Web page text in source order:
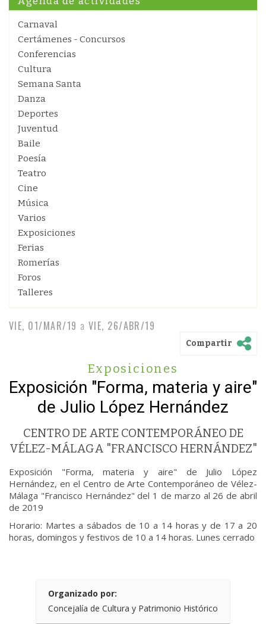
Carnaval
Certámenes - Concursos
Conferencias
Cultura
Semana Santa
Danza
Deportes
Juventud
Baile
Poesía
Teatro
Cine
Música
Varios
Exposiciones
Ferias
Romerías
Foros
Talleres
VIE, 01/MAR/19 a VIE, 26/ABR/19
Compartir
Exposiciones
Exposición "Forma, materia y aire"
de Julio López Hernández
CENTRO DE ARTE CONTEMPORÁNEO DE
VÉLEZ-MÁLAGA "FRANCISCO HERNÁNDEZ"
Exposición "Forma, materia y aire" de Julio López
Hernández, en el Centro de Arte Contemporáneo de Vélez-
Málaga "Francisco Hernández" del 1 de marzo al 26 de abril
de 2019
Horario: Martes a sábados de 10 a 14 horas y de 17 a 20
horas, domingos y festivos de 10 a 14 horas. Lunes cerrado
Organizado por:
Concejalía de Cultura y Patrimonio Histórico